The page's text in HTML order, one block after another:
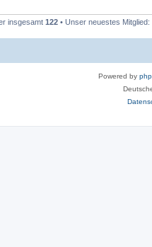
insgesamt 122 • Unser neuestes Mitglied:
Powered by